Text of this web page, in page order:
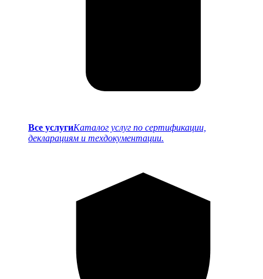
Все услугиКаталог услуг по сертификации,
декларациям и техдокументации.